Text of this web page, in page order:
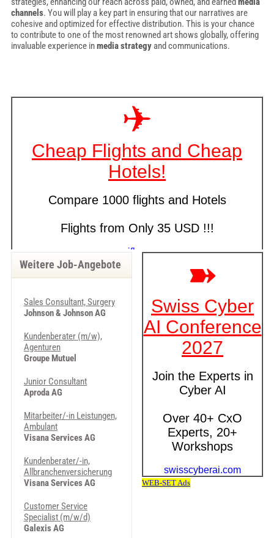
channels. You will play a key part in ensuring that our narratives are
cohesive and optimized for effective distribution. This is your chance
to contribute to one of the most renowned art shows globally, offering
invaluable experience inmedia strategyand communications.
Weitere Job-Angebote
Sales Consultant, Surgery
Johnson & Johnson AG
Kundenberater (m/w),
Agenturen
Groupe Mutuel
Junior Consultant
Aproda AG
Mitarbeiter/-in Leistungen,
Ambulant
Visana Services AG
Kundenberater/-in,
Allbranchenversicherung
Visana Services AG
Customer Service
Specialist (m/w/d)
Galexis AG